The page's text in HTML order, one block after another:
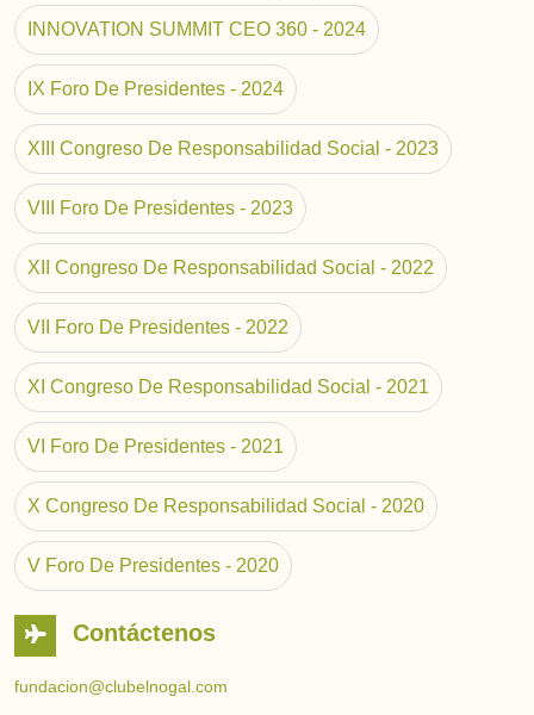
INNOVATION SUMMIT CEO 360 - 2024
IX Foro De Presidentes - 2024
XIII Congreso De Responsabilidad Social - 2023
VIII Foro De Presidentes - 2023
XII Congreso De Responsabilidad Social - 2022
VII Foro De Presidentes - 2022
XI Congreso De Responsabilidad Social - 2021
VI Foro De Presidentes - 2021
X Congreso De Responsabilidad Social - 2020
V Foro De Presidentes - 2020
Contáctenos
fundacion@clubelnogal.com